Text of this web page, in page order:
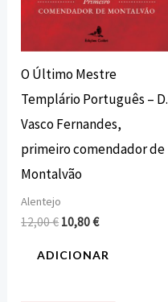
O Último Mestre
Templário Português – D.
Vasco Fernandes,
primeiro comendador de
Montalvão
Alentejo
12,00€ 10,80€
ADICIONAR